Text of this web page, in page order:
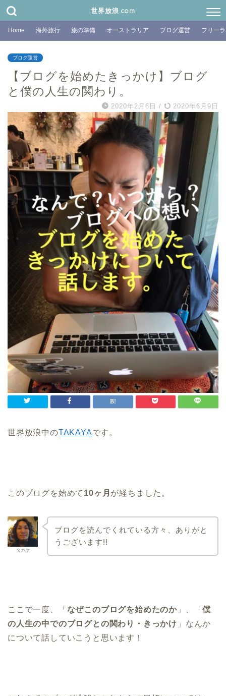
世界放浪.com
Home 海外旅行 旅の準備 オーストラリア ブログ運営 フリー
ブログ運営
【ブログを始めたきっかけ】ブログ
と僕の人生の関わり。
2020年2月6日 / 2020年6月9日
世界放浪中のTAKAYAです。
このブログを始めて 10ヶ月 が経ちました。
タカヤ
ブログを読んでくれている方々、ありがと
うございます!!
ここで一度、「 なぜこのブログを始めたのか 」、「僕
の人生の中でのブログとの関わり・きっかけ 」なんか
について話していこうと思います！